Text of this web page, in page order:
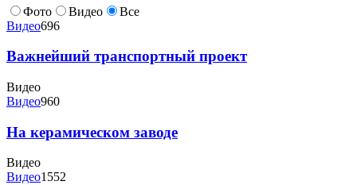
Фото Видео
Все
Видео696
Важнейший транспортный проект
Видео
Видео960
На керамическом заводе
Видео
Видео1552